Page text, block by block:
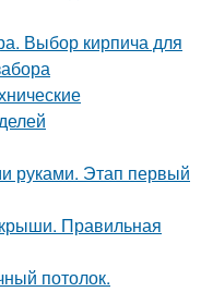
Выбор кирпича для
руками. Этап первый
Правильная
потолок.